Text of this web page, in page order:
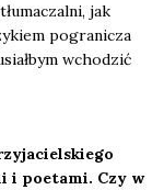
jak
pogra­ni­cza
wcho­dzić
i poeta­mi. Czy w